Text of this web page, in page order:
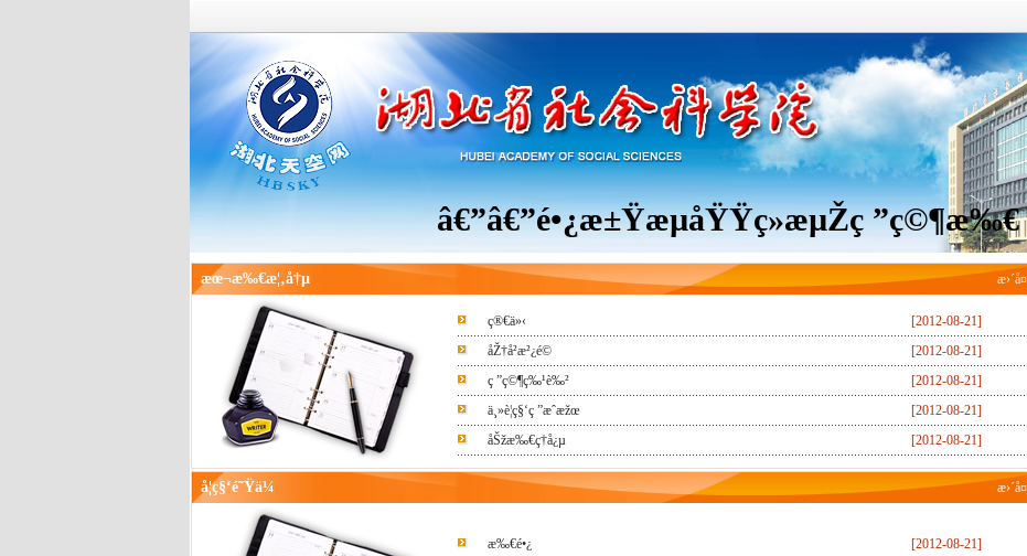
â€”â€”é•¿æ±ŸæµåŸŸç»æµŽç ”ç©¶æ‰€
æœ¬æ‰€æ¦‚å†µ
ç®€ä»‹
[2012-08-21]
åŽ†å²æ²¿é©
[2012-08-21]
ç ”ç©¶ç‰¹è‰²
[2012-08-21]
ä¸»è¦ç§‘ç ”æˆæžœ
[2012-08-21]
åŠžæ‰€ç†å¿µ
[2012-08-21]
å­¦ç§‘é˜Ÿä¼
æ‰€é•¿
[2012-08-21]